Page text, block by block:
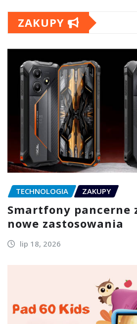
ZAKUPY
TECHNOLOGIA ZAKUPY
Smartfony pancerne
nowe zastosowania
lip 18, 2026